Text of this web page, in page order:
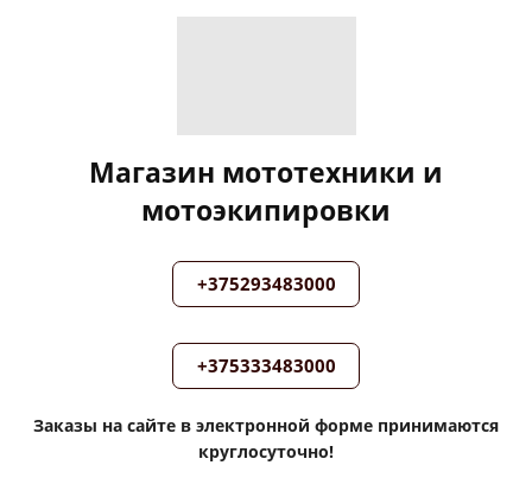
Магазин мототехники и
мотоэкипировки
+375293483000
+375333483000
Заказы на сайте в электронной форме принимаются
круглосуточно!